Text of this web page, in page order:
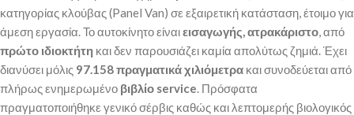
κατηγορίας κλούβας (Panel Van) σε εξαιρετική κατάσταση, έτοιμο για
άμεση εργασία. Το αυτοκίνητο είναιεισαγωγής, ατρακάριστο, από
πρώτο ιδιοκτήτη και δεν παρουσιάζει καμία απολύτως ζημιά. Έχει
διανύσει μόλις 97.158 πραγματικά χιλιόμετρα και συνοδεύεται από
πλήρως ενημερωμένο βιβλίο service. Πρόσφατα
πραγματοποιήθηκε γενικό σέρβις καθώς και λεπτομερής βιολογικός